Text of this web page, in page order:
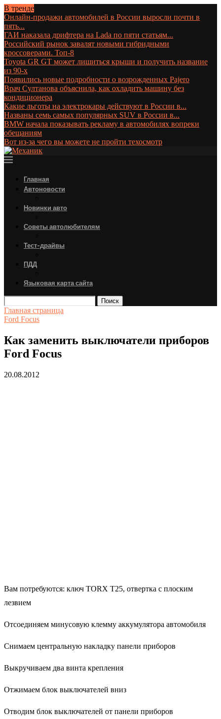
В тренде
Онлайн-продажи автомобилей в России выросли почти в
пять...
ГАИ наказала дрифтера на Lada по пяти статьям...
Российский рынок завалят новыми гибридными
кроссоверами. Топ-8
Toyota GR GT может лишиться крыши и получить название
из 90-х
Появились новые подробности о возрожденных Pajero
Врач Султанова объяснила, как охладить машину без
кондиционера
Какие льготы на электрокары действуют в России в...
Названы семь самых популярных SUV в России в...
BMW начала показывать рекламу в автомобилях вопреки
обещаниям
Вот из-за чего вы можете не пройти техосмотр
Главная
Автоновости
Новинки авто
Советы автолюбителям
Тест-драйвы
ПДД
Языковая карта сайта
Поиск
Главная страница
Ford Focus
Как заменить выключатели приборов
Ford Focus
20.08.2012
Вам потребуются: ключ TORX Т25, отвертка с плоским
лезвием
Отсоединяем минусовую клемму аккумулятора автомобиля
Снимаем центральную накладку панели приборов
Выкручиваем два винта крепления
Отжимаем блок выключателей вниз
Отводим блок выключателей от панели приборов